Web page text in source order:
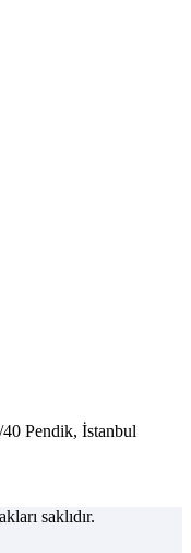
Pendik, İstanbul
saklıdır.